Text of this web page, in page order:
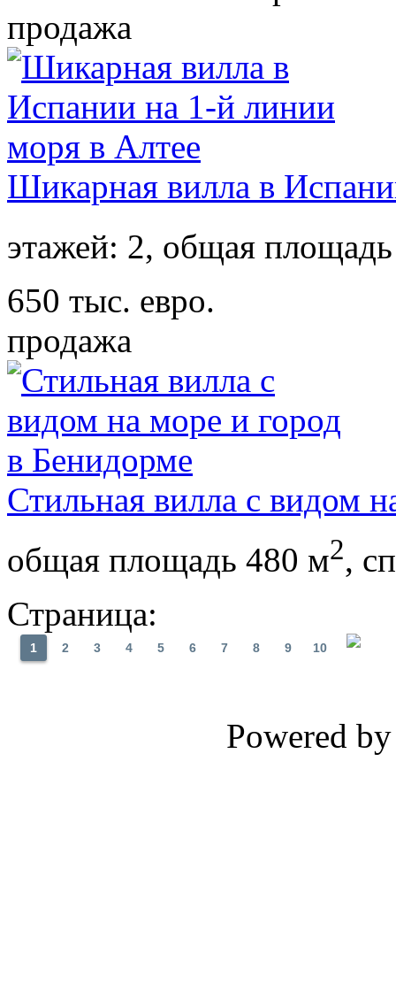
продажа
Шикарная вилла в
этажей: 2, общая
650 тыс. евро.
продажа
Стильная вилла с видом
общая площадь 480 м2,
Страница:
1 2 3 4 5 6 7 8 9 10
Powered